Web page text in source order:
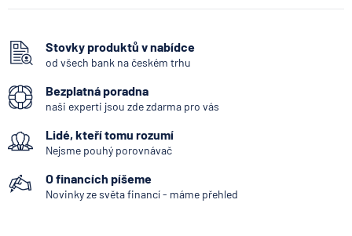
přímo v Partners App
Stovky produktů v nabídce
od všech bank na českém trhu
Bezplatná poradna
naši experti jsou zde zdarma pro vás
Lidé, kteří tomu rozumí
Nejsme pouhý porovnávač
O financích píšeme
Novinky ze světa financí - máme přehled